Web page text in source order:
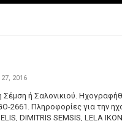
2016
ή Σαλονικιού.
2661. Πληροφορίες για την
DIMITRIS SEMSIS, LELA